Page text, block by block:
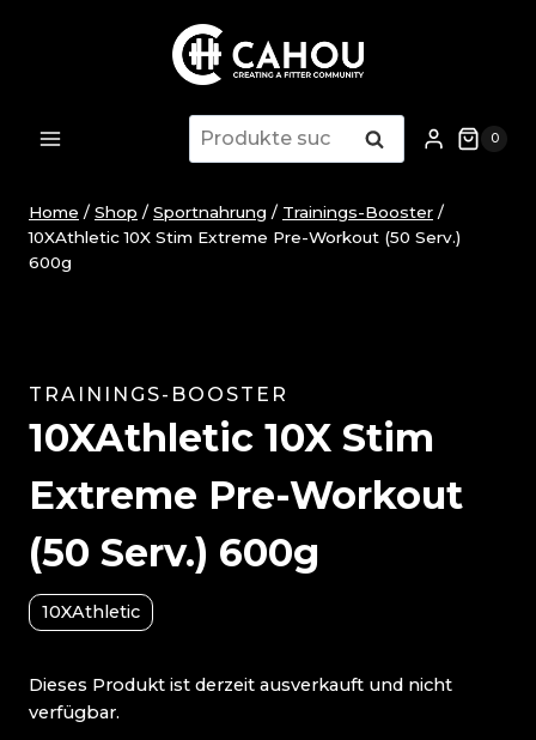
Suche
nach:
Suche 0
Home / Shop / Sportnahrung / Trainings-Booster /
10XAthletic 10X Stim Extreme Pre-Workout (50 Serv.)
600g
TRAININGS-BOOSTER
10XAthletic 10X Stim
Extreme Pre-Workout
(50 Serv.) 600g
10XAthletic
Dieses Produkt ist derzeit ausverkauft und nicht
verfügbar.